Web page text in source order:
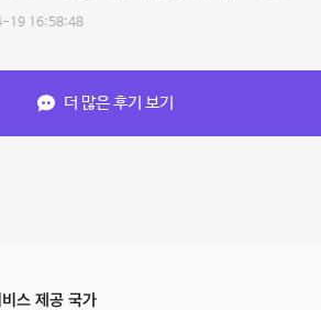
19 16:58:48
더 많은 후기 보기
스 제공 국가